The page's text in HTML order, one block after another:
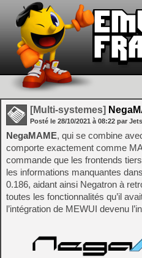
[Multi-systemes]
Posté le 28/10/2021 à 08:22 par Jets
NegaMAME, qui se combine
comporte exactement comme
commande que les frontends
les informations manquantes
0.186, aidant ainsi Negatron à
toutes les fonctionnalités qu’il
l’intégration de MEWUI devenu